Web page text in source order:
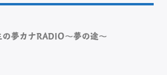
夢カナRADIO～夢の途～